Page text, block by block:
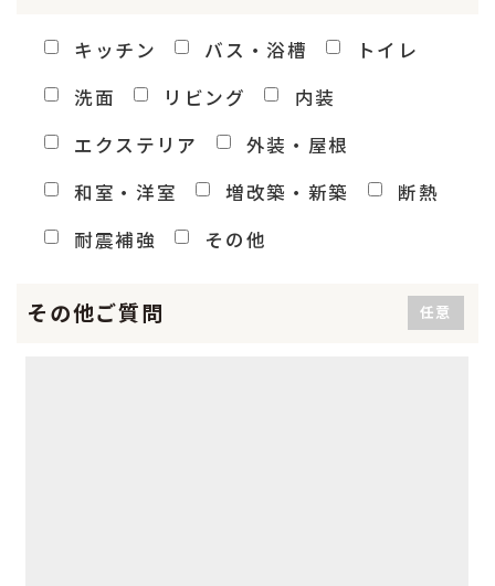
キッチン バス・浴槽
トイレ
洗面
リビング
内装
エクステリア
外装・屋根
和室・洋室
増改築・新築
断熱
耐震補強
その他
その他ご質問 任意